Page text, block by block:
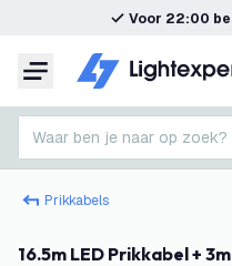
Voor 22:00
Menu
Waar ben je naar op zoek?
Prikkabels
16.5m LED Prikkabel + 3m aansluitsnoer - 2200K - 12V